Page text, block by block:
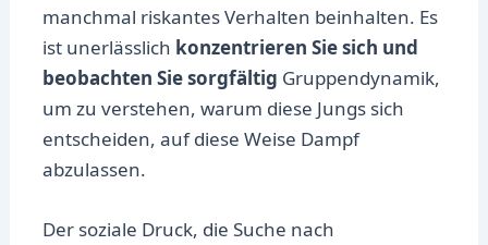
manchmal riskantes Verhalten beinhalten. Es
ist unerlässlich konzentrieren Sie sich und
beobachten Sie sorgfältig Gruppendynamik,
um zu verstehen, warum diese Jungs sich
entscheiden, auf diese Weise Dampf
abzulassen.
Der soziale Druck, die Suche nach